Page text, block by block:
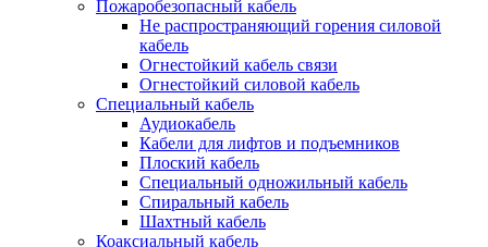
Пожаробезопасный кабель
Не распространяющий горения силовой
кабель
Огнестойкий кабель связи
Огнестойкий силовой кабель
Специальный кабель
Аудиокабель
Кабели для лифтов и подъемников
Плоский кабель
Специальный одножильный кабель
Спиральный кабель
Шахтный кабель
Коаксиальный кабель